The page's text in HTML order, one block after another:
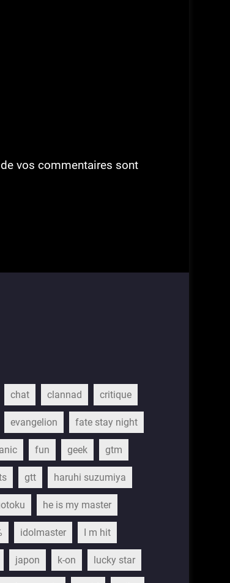
vos commentaires sont
chat clannad critique
evangelion fate stay night
fun geek gtm
gtt haruhi suzumiya
he is my master
idolmaster I m hit
japon k-on lucky star